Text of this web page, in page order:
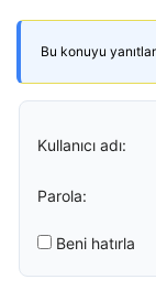
Bu konuyu
Kullanıcı adı:
Parola:
Beni hatırla